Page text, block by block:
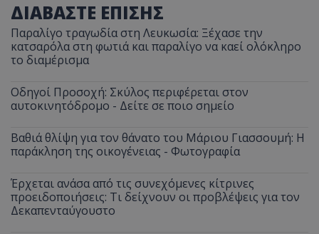
ΔΙΑΒΑΣΤΕ ΕΠΙΣΗΣ
Παραλίγο τραγωδία στη Λευκωσία: Ξέχασε την
κατσαρόλα στη φωτιά και παραλίγο να καεί ολόκληρο
το διαμέρισμα
Οδηγοί Προσοχή: Σκύλος περιφέρεται στον
αυτοκινητόδρομο - Δείτε σε ποιο σημείο
Βαθιά θλίψη για τον θάνατο του Μάριου Γιασσουμή: Η
παράκληση της οικογένειας - Φωτογραφία
Έρχεται ανάσα από τις συνεχόμενες κίτρινες
προειδοποιήσεις: Τι δείχνουν οι προβλέψεις για τον
Δεκαπενταύγουστο